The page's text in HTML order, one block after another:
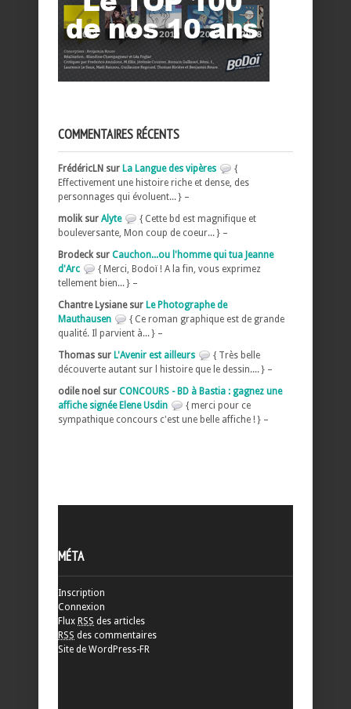
COMMENTAIRES RÉCENTS
FrédéricLN sur La Langue des vipères
{
Effectivement une histoire riche et dense, des
personnages qui évoluent... } –
molik sur Alyte
{ Cette bd est magnifique et
bouleversante, Mon coup de coeur... } –
Brodeck sur Cauchon...ou l'homme qui tua Jeanne
d'Arc
{ Merci, Bodoï ! A la fin, vous exprimez
tellement bien... } –
Chantre Lysiane sur Le Photographe de
Mauthausen
{ Ce roman graphique est de grande
qualité. Il parvient à... } –
Thomas sur L'Avenir est ailleurs
{ Très belle
découverte autant sur l histoire que le dessin.... } –
odile noel sur CONCOURS - BD à Bastia : gagnez une
affiche signée Elene Usdin
{ merci pour ce
sympathique concours c'est une belle affiche ! } –
MÉTA
Inscription
Connexion
Flux RSS des articles
RSS des commentaires
Site de WordPress-FR